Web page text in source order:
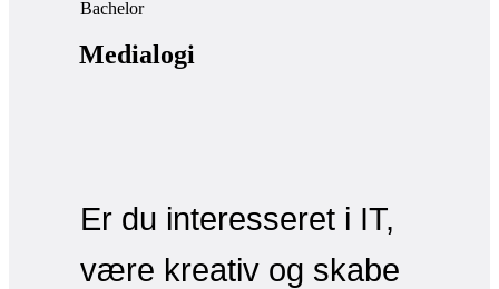
Bachelor
Medialogi
Er du interesseret i IT,
være kreativ og skabe